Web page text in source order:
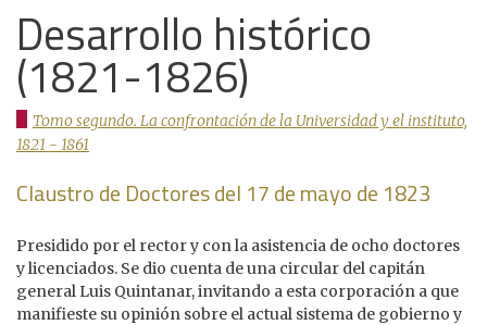
Galería
Documentos institucionales
Desarrollo histórico
(1821-1826)
Tomo segundo. La confrontación de la Universidad y el instituto,
1821 - 1861
Claustro de Doctores del 17 de mayo de 1823
Presidido por el rector y con la asistencia de ocho doctores
y licenciados. Se dio cuenta de una circular del capitán
general Luis Quintanar, invitando a esta corporación a que
manifieste su opinión sobre el actual sistema de gobierno y